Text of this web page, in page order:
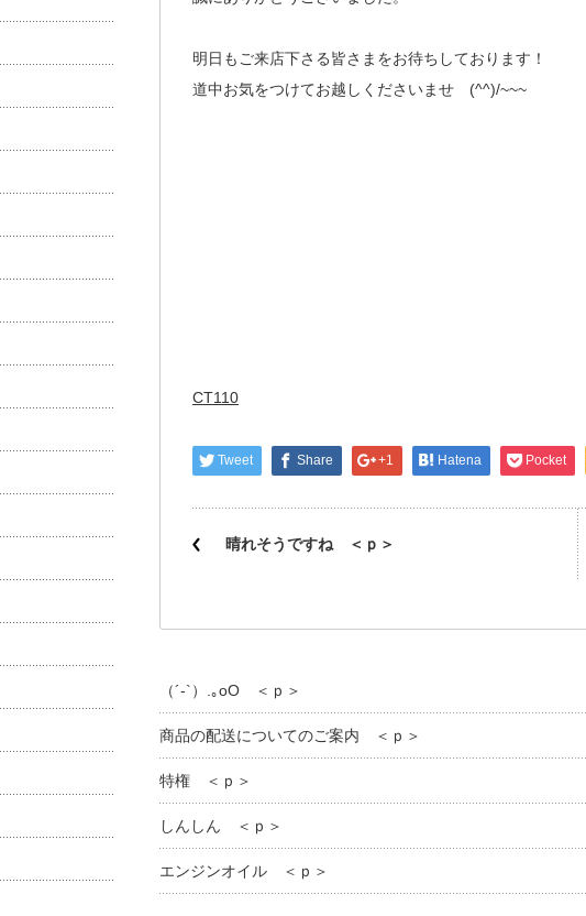
明日もご来店下さる皆さまをお待ちしております！
道中お気をつけてお越しくださいませ (^^)/~~~
CT110
Tweet Share +1 Hatena Pocket
晴れそうですね ＜ｐ＞
（´-`）.｡oO ＜ｐ＞
商品の配送についてのご案内 ＜ｐ＞
特権 ＜ｐ＞
しんしん ＜ｐ＞
エンジンオイル ＜ｐ＞